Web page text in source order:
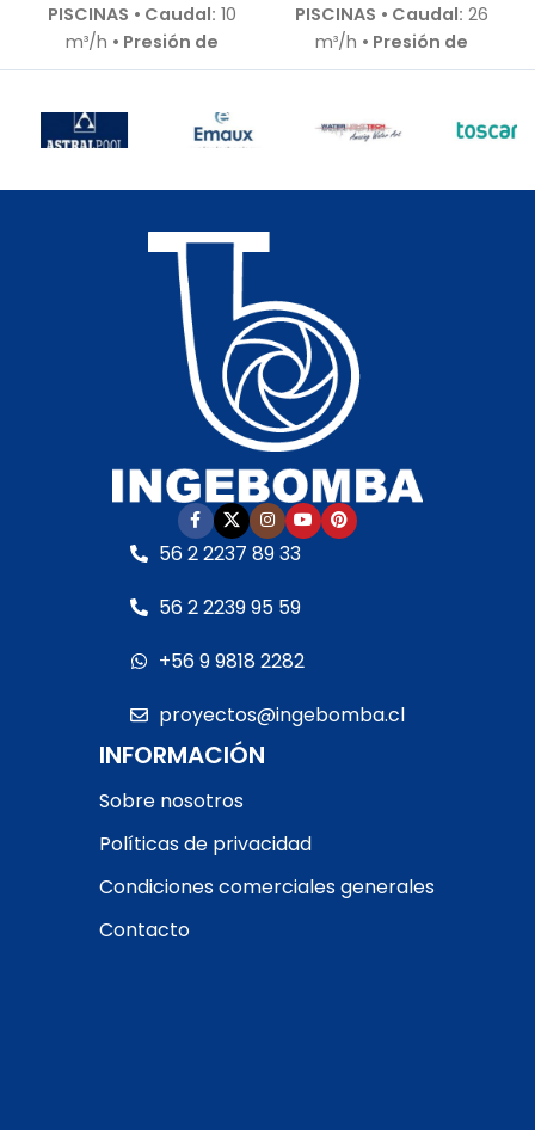
PISCINAS • Caudal: 10
m³/h • Presión de
trabajo:9,0 m.c.a.•
Bajo nivel de ruido•
Autoaspirante:
Hasta
para 50 mm• Cuerpo
hidráulico:En
polipropileno de alta
• Garantía:
Según cláusula del
• Sello
Especial AISI
316 y óxido de alúmina •
inoxidable• Motor: –
Con rodamientos –
Debe ser protegida con
interruptor guarda
PISCINAS • Caudal: 26
m³/h • Presión de
trabajo:10 m.c.a.•
Bajo nivel de ruido (60–
última generación
Garantía:
cláusula del fabricante
Sello mecánico:
Especial AISI 316 y óxido
de aluminia
motor:
Acero inoxidable
• Motor:– Con
rodamientos – Debe ser
motor RETIRO EN TIENDA
56 2 2237 89 33
56 2 2239 95 59
+56 9 9818 2282
proyectos@ingebomba.cl
INFORMACIÓN
Sobre nosotros
Políticas de privacidad
Condiciones comerciales generales
Contacto